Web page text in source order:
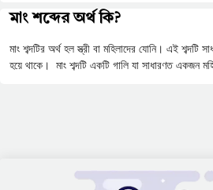
মাং শব্দের অর্থ কি?
মাং শব্দটির অর্থ হল স্ত্রী বা মহিলাদের যোনি। এই শব্দটি
হয়ে থাকে। মাং শব্দটি একটি গালি যা সাধারণত একজন